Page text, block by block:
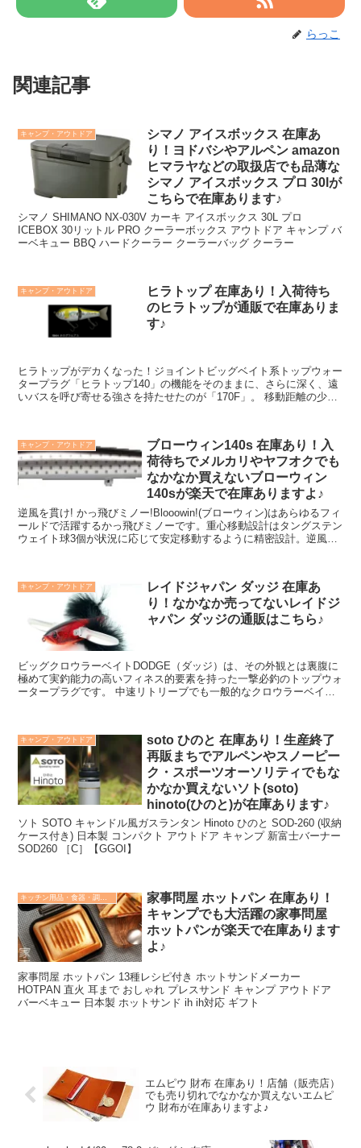
らっこ
関連記事
キャンプ・アウトドア
シマノ アイスボックス 在庫あ
り！ヨドバシやアルペン amazon
ヒマラヤなどの取扱店でも品薄な
シマノ アイスボックス プロ 30lが
こちらで在庫あります♪
シマノ SHIMANO NX-030V カーキ アイスボックス 30L プロ
ICEBOX 30リットル PRO クーラーボックス アウトドア キャンプ バ
ーベキュー BBQ ハードクーラー クーラーバッグ クーラー
キャンプ・アウトドア
ヒラトップ 在庫あり！入荷待ち
のヒラトップが通販で在庫ありま
す♪
ヒラトップがデカくなった！ジョイントビッグベイト系トップウォー
タープラグ「ヒラトップ140」の機能をそのままに、さらに深く、遠
いバスを呼び寄せる強さを持たせたのが「170F」。 移動距離の少な
ンシャフトとボディー再度のサウンドストッパーは学習能力の高いビ
ッグフィッシュに対しても十分な効果を発揮。 ディープクリアレイ
クからマディーシャローポンドに至るまで、あらゆる水域で威力を発
揮した「ヒラトップ」の実績に「170F」が新たなページを刻みま
す。
キャンプ・アウトドア
ブローウィン140s 在庫あり！入
荷待ちでメルカリやヤフオクでも
なかなか買えないブローウィン
140sが楽天で在庫ありますよ♪
逆風を貫け! かっ飛びミノー!Blooowin!(ブローウィン)はあらゆるフィ
ールドで活躍するかっ飛びミノーです。重心移動設計はタングステン
ウェイト球3個が状況に応じて安定移動するように精密設計。逆風や
アクションは、大きなS字を書きながら力強いウォブンロールアクシ
ョンを出すダブルアクション。強い波動のコンビネーションで大場所
でも魚のリアクションバイトを誘います。 長さ 140mm 重さ 23g フ
ック #4×3個
キャンプ・アウトドア
レイドジャパン ダッジ 在庫あ
り！なかなか売ってないレイドジ
ャパン ダッジの通販はこちら♪
ビッグクロウラーベイトDODGE（ダッジ）は、その外観とは裏腹に
極めて実釣能力の高いフィネス的要素を持った一撃必釣のトップウォ
ータープラグです。 中速リトリーブでも一般的なクロウラーベイト
グクロウラーベイトとは異なり、断面を真円に近い形状でデザイン。
低重心に配置したウェイトとの相乗効果で、姿勢復元力を高め、超低
速リトリーブにおいてもスムーズかつ強力なロールアクションを実現
しています。 着水したDODGEに正対した状態でロッドポジションを
10時の位置に構え、ラインのたるみを手繰り寄せるイメージで超低
速リトリーブすれば、DODGEはまるで命を吹き込まれたかのように
艶めかしい金属音を発しながら左右へとロールします。実質移動距離
に対し驚異的なピッチでロールするDODGEは、アングラー側からの
入力（リトリーブ）に対しそれをはるかに上回るアクションを発する
ため、アングラーが操っているという感覚が完全に消し去られ、自発
モンスターですら何の躊躇いもなくアタックしてくるでしょう。 そ
れは、ボディフォルム、喫水、ラインアイポジション、ウェイト配置
から、ウィング取り付け位置、ウィング角、ウィングクリアランスに
至るまで、極めて精密なトータルバランシングによって到達した極
致。 足元まで気が抜けないスリルを是非体感してください。
キャンプ・アウトドア
soto ひのと 在庫あり！生産終了
再販まちでアルペンやスノーピー
ク・スポーツオーソリティでもな
かなか買えないソト(soto)
hinoto(ひのと)が在庫あります♪
ソト SOTO キャンドル風ガスランタン Hinoto ひのと SOD-260 (収納
ケース付き) 日本製 コンパクト アウトドア キャンプ 新富士バーナー
SOD260 ［C］【GGOI】
家事問屋 ホットパン 在庫あり！
キャンプでも大活躍の家事問屋
ホットパンが楽天で在庫あります
よ♪
家事問屋 ホットパン 13種レシピ付き ホットサンドメーカー
HOTPAN 直火 耳まで おしゃれ プレスサンド キャンプ アウトドア
バーベキュー 日本製 ホットサンド ih ih対応 ギフト
エムピウ 財布 在庫あり！店舗（販売店）
でも売り切れでなかなか買えないエムピ
ウ 財布が在庫ありますよ♪